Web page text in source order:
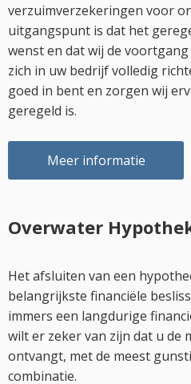
verzuimverzekeringen voor
uitgangspunt is dat het
wenst en dat wij de
zich in uw bedrijf volledig
goed in bent en zorgen wij
geregeld is.
Meer informatie
Overwater
Het afsluiten van een
belangrijkste financiële
immers een langdurige
wilt er zeker van zijn dat u de
ontvangt, met de meest
combinatie.